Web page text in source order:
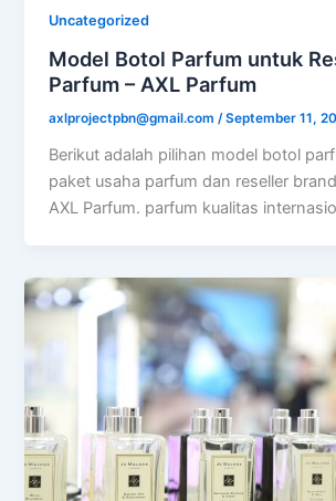
Uncategorized
Model Botol Parfum untuk
Parfum – AXL Parfum
axlprojectpbn@gmail.com /September 11,
Berikut adalah pilihan model botol
paket usaha parfum dan reseller
AXL Parfum. parfum kualitas